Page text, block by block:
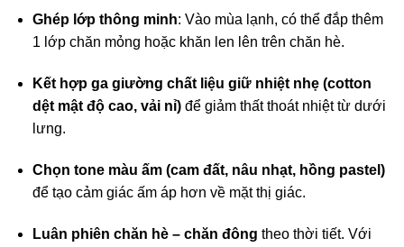
Ghép lớp thông minh: Vào mùa lạnh, có thể đắp thêm
1 lớp chăn mỏng hoặc khăn len lên trên chăn hè.
Kết hợp ga giường chất liệu giữ nhiệt nhẹ (cotton
dệt mật độ cao, vải nỉ)để giảm thất thoát nhiệt từ dưới
lưng.
Chọn tone màu ấm (cam đất, nâu nhạt, hồng pastel)
để tạo cảm giác ấm áp hơn về mặt thị giác.
Luân phiên chăn hè – chăn đông theo thời tiết. Với